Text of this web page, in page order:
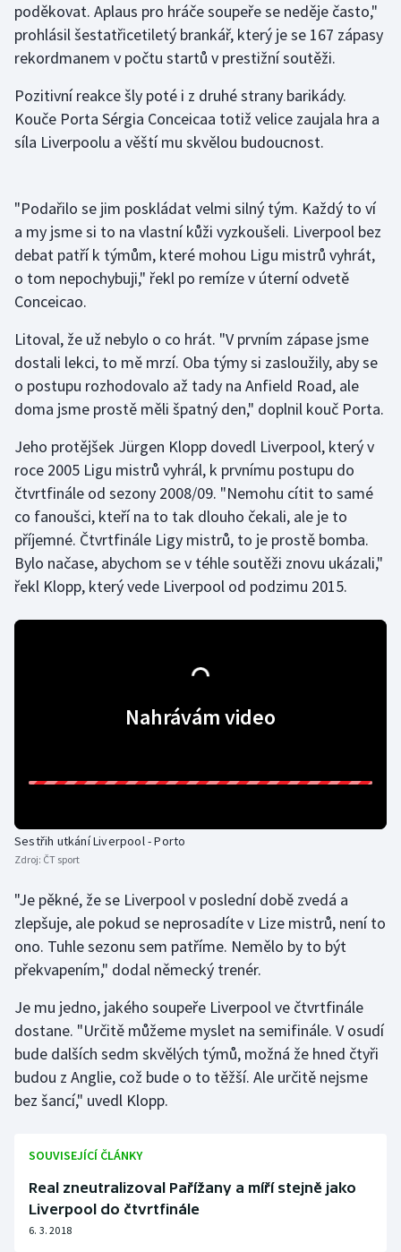
Jezdectví
Krasobruslení
Lyže a snowboard
Moderní pětiboj
Motorsport
Olympijské hry
Parasport
Plavání
Plážový volejbal
Ragby
Rychlobruslení
Rychlostní kanoistika
Vodní slalom
Volejbal
Ostatní
poděkovat. Aplaus pro hráče soupeře se neděje často,"
prohlásil šestatřicetiletý brankář, který je se 167 zápasy
rekordmanem v počtu startů v prestižní soutěži.
Pozitivní reakce šly poté i z druhé strany barikády.
Kouče Porta Sérgia Conceicaa totiž velice zaujala hra a
síla Liverpoolu a věští mu skvělou budoucnost.
"Podařilo se jim poskládat velmi silný tým. Každý to ví
a my jsme si to na vlastní kůži vyzkoušeli. Liverpool bez
debat patří k týmům, které mohou Ligu mistrů vyhrát,
o tom nepochybuji," řekl po remíze v úterní odvetě
Conceicao.
Litoval, že už nebylo o co hrát. "V prvním zápase jsme
dostali lekci, to mě mrzí. Oba týmy si zasloužily, aby se
o postupu rozhodovalo až tady na Anfield Road, ale
doma jsme prostě měli špatný den," doplnil kouč Porta.
Jeho protějšek Jürgen Klopp dovedl Liverpool, který v
roce 2005 Ligu mistrů vyhrál, k prvnímu postupu do
čtvrtfinále od sezony 2008/09. "Nemohu cítit to samé
co fanoušci, kteří na to tak dlouho čekali, ale je to
příjemné. Čtvrtfinále Ligy mistrů, to je prostě bomba.
Bylo načase, abychom se v téhle soutěži znovu ukázali,"
řekl Klopp, který vede Liverpool od podzimu 2015.
Nahrávám video
Sestřih utkání Liverpool - Porto
Zdroj: ČT sport
"Je pěkné, že se Liverpool v poslední době zvedá a
zlepšuje, ale pokud se neprosadíte v Lize mistrů, není to
ono. Tuhle sezonu sem patříme. Nemělo by to být
překvapením," dodal německý trenér.
Je mu jedno, jakého soupeře Liverpool ve čtvrtfinále
dostane. "Určitě můžeme myslet na semifinále. V osudí
bude dalších sedm skvělých týmů, možná že hned čtyři
budou z Anglie, což bude o to těžší. Ale určitě nejsme
bez šancí," uvedl Klopp.
SOUVISEJÍCÍ ČLÁNKY
Real zneutralizoval Pařížany a míří stejně jako
Liverpool do čtvrtfinále
6. 3. 2018